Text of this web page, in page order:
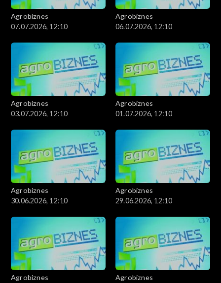
Agrobiznes
07.07.2026, 12:10
Agrobiznes
06.07.2026, 12:10
Agrobiznes
03.07.2026, 12:10
Agrobiznes
01.07.2026, 12:10
Agrobiznes
30.06.2026, 12:10
Agrobiznes
29.06.2026, 12:10
Agrobiznes
Agrobiznes